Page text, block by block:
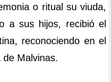
o ritual su viuda,
a sus hijos, recibió el
reconociendo en el
Malvinas.